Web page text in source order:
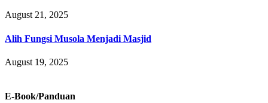
August 21, 2025
Alih Fungsi Musola Menjadi Masjid
August 19, 2025
E-Book/Panduan